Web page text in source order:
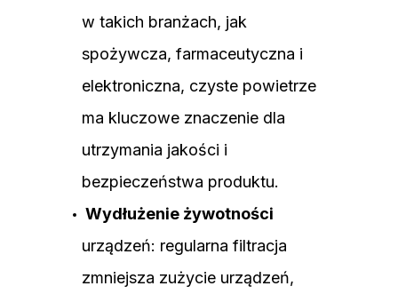
w takich branżach, jak
spożywcza, farmaceutyczna i
elektroniczna, czyste powietrze
ma kluczowe znaczenie dla
utrzymania jakości i
bezpieczeństwa produktu.
Wydłużenie żywotności
urządzeń: regularna filtracja
zmniejsza zużycie urządzeń,